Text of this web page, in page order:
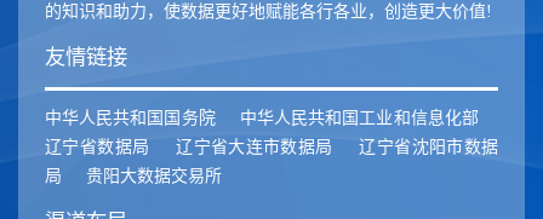
的知识和助力，使数据更好地赋能各行各业，创造更大价值!
友情链接
中华人民共和国国务院
中华人民共和国工业和信息化部
辽宁省数据局
辽宁省大连市数据局
辽宁省沈阳市数据
局
贵阳大数据交易所